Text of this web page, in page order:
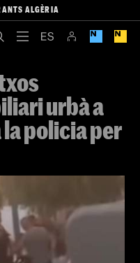
ALGÈRIA
urbà a
policia per